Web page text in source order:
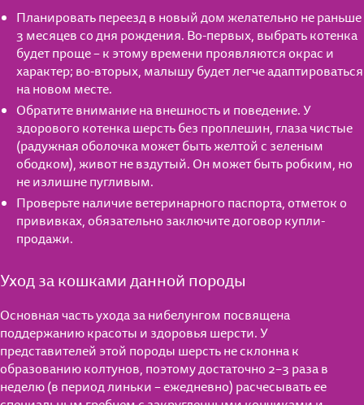
Для стерилизованных кошек
Воспитание
Питание
Кошкин дом
Играем вместе
Уход
Кошкин дом
Играем вместе
Питание
Планировать переезд в новый дом желательно не раньше
3 месяцев со дня рождения. Во-первых, выбрать котенка
будет проще – к этому времени проявляются окрас и
характер; во-вторых, малышу будет легче адаптироваться
на новом месте.
Обратите внимание на внешность и поведение. У
здорового котенка шерсть без проплешин, глаза чистые
(радужная оболочка может быть желтой с зеленым
ободком), живот не вздутый. Он может быть робким, но
не излишне пугливым.
Проверьте наличие ветеринарного паспорта, отметок о
прививках, обязательно заключите договор купли-
продажи.
Уход за кошками данной породы
Основная часть ухода за нибелунгом посвящена
поддержанию красоты и здоровья шерсти. У
представителей этой породы шерсть не склонна к
образованию колтунов, поэтому достаточно 2–3 раза в
неделю (в период линьки – ежедневно) расчесывать ее